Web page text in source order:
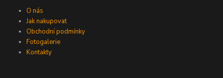
O nás
Jak nakupovat
Obchodní podmínky
Fotogalerie
Kontakty